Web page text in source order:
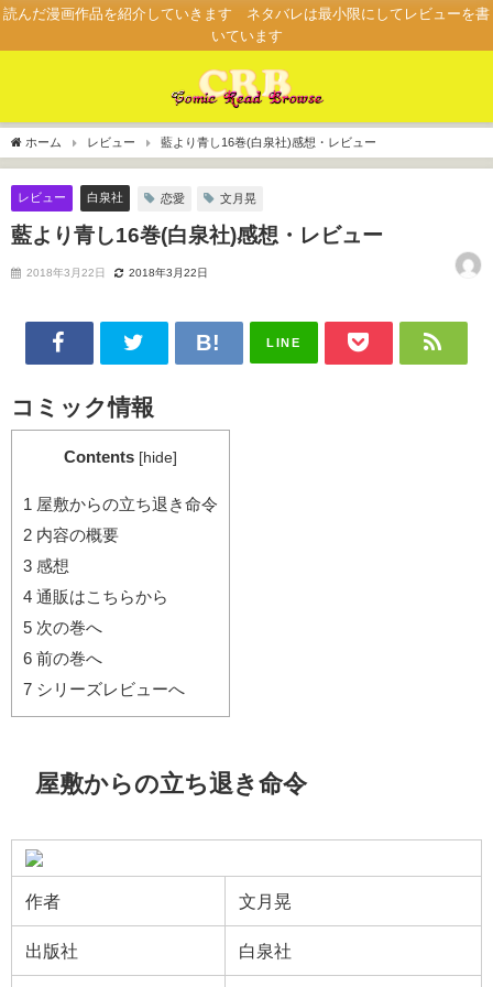
読んだ漫画作品を紹介していきます ネタバレは最小限にしてレビューを書
いています
ホーム レビュー 藍より青し16巻(白泉社)感想・レビュー
レビュー 白泉社 恋愛 文月晃
藍より青し16巻(白泉社)感想・レビュー
2018年3月22日 2018年3月22日
LINE
コミック情報
Contents [hide]
1 屋敷からの立ち退き命令
2 内容の概要
3 感想
4 通販はこちらから
5 次の巻へ
6 前の巻へ
7 シリーズレビューへ
屋敷からの立ち退き命令
作者 文月晃
出版社 白泉社